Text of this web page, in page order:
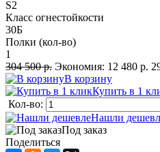
S2
Класс огнестойкости
30Б
Полки (кол-во)
1
304 500 р. Экономия: 12 480 р.
В корзину
Купить в 1
Кол-во:
Нашли
Под заказ
Поделиться